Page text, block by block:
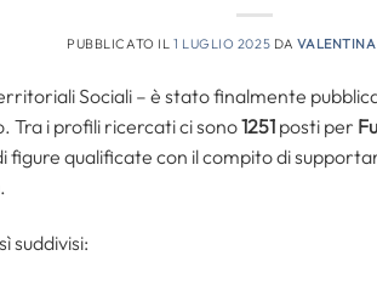
PUBBLICATO IL 1 LUGLIO 2025 DA
Sociali – è stato finalmente
Tra i profili ricercati ci sono1251 posti per
figure qualificate con il compito di
suddivisi: